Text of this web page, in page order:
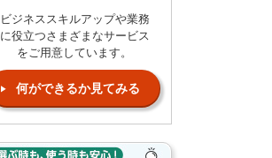
ビジネススキルアップや業務
に役立つさまざまなサービス
をご用意しています。
何ができるか見てみる